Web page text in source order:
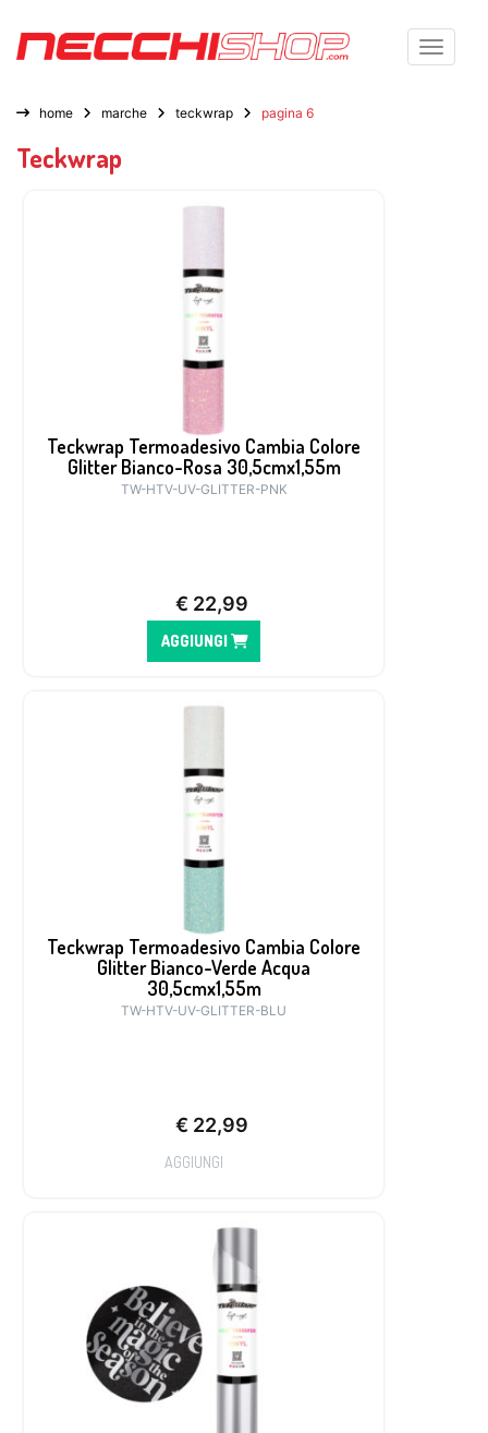
Toggle
home marche teckwrap pagina 6
Teckwrap
Teckwrap Termoadesivo Cambia Colore
Glitter Bianco-Rosa 30,5cmx1,55m
TW-HTV-UV-GLITTER-PNK
€ 22,99
AGGIUNGI
Teckwrap Termoadesivo Cambia Colore
Glitter Bianco-Verde Acqua
30,5cmx1,55m
TW-HTV-UV-GLITTER-BLU
€ 22,99
AGGIUNGI